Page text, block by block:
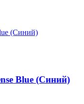
Blue (Синий)